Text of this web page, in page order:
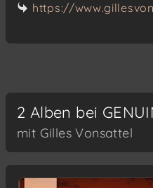
https://
2 Alben bei
mit Gilles Vonsattel